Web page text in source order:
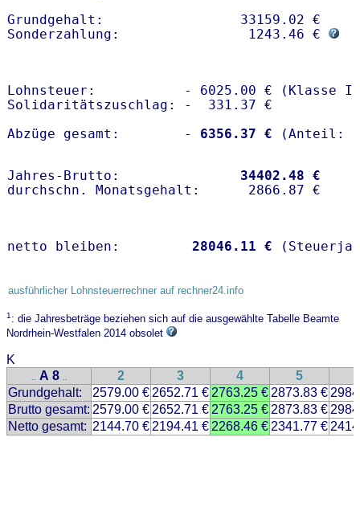
Grundgehalt:                 33159.02 €
Sonderzahlung:                1243.46 €
Lohnsteuer:           - 6025.00 € (Klasse I)
Solidaritätszuschlag: -  331.37 €
Abzüge gesamt:        -
6356.37 €
Jahres-Brutto: 34402.48 €
netto bleiben: 28046.11 €
ausführlicher Lohnsteuerrechner auf rechner24.info
1: die Jahresbeträge beziehen sich auf die ausgewählte Tabelle Beamte
Nordrhein-Westfalen 2014 obsolet
K
.. A 8 .. 2 3 4 5
Grundgehalt:
2579.00 € 2652.71 € 2763.25 € 2873.83 €
Brutto gesamt: 2579.00 € 2652.71 € 2763.25 € 2873.83 €
Netto gesamt: 2144.70 € 2194.41 € 2268.46 € 2341.77 €